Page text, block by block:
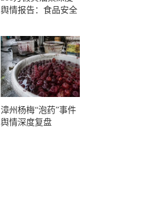
舆情报告：食品安全
一环？
漳州杨梅“泡药”事件
舆情深度复盘